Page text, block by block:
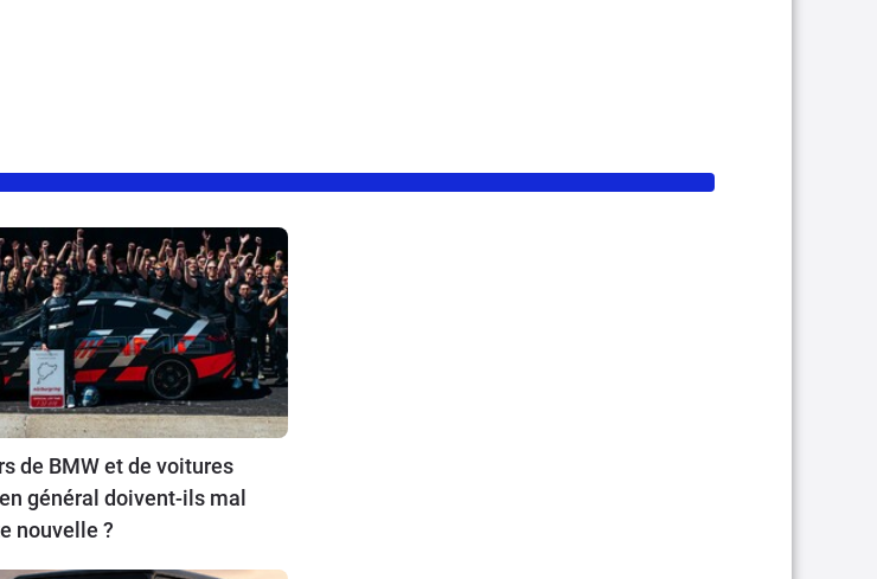
de BMW et de voitures
général doivent-ils mal
nouvelle ?